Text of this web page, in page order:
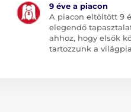
9 éve a piacon
A piacon eltöltött 9
elegendő
ahhoz, hogy elsők
tartozzunk a